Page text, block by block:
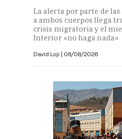
La alerta por parte de
a ambos cuerpos llega
crisis migratoria y el
Interior «no haga nada»
David Loji | 08/08/2026